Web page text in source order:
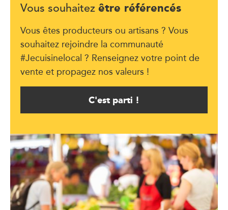
Vous souhaitez être référencés
Vous êtes producteurs ou artisans ? Vous
souhaitez rejoindre la communauté
#Jecuisinelocal ? Renseignez votre point de
vente et propagez nos valeurs !
C'est parti !